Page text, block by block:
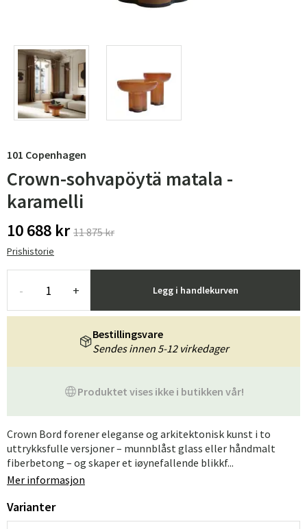
101 Copenhagen
Crown-sohvapöytä matala -
karamelli
10 688 kr 11 875 kr
Prishistorie
- + Legg i handlekurven
Produktet vises ikke i butikken vår!
Bestillingsvare
Sendes innen 5-12 virkedager
Crown Bord forener eleganse og arkitektonisk kunst i to
uttrykksfulle versjoner – munnblåst glass eller håndmalt
fiberbetong – og skaper et iøynefallende blikkf...
Mer informasjon
Varianter